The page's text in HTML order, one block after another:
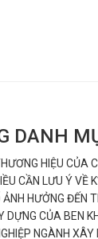
DANH
HIỆU CỦA
CẦN LƯU Ý VỀ
HƯỞNG ĐẾN
DỰNG CỦA BEN
NGÀNH